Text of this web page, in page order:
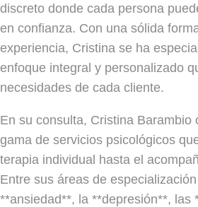
discreto donde cada persona
en confianza. Con una sólida
experiencia, Cristina se ha
enfoque integral y personalizado
necesidades de cada cliente.
En su consulta, Cristina Barambio
gama de servicios psicológicos
terapia individual hasta el
Entre sus áreas de
**ansiedad**, la **depresión**, las